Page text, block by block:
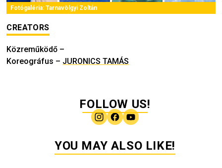
Fotógaléria: Tarnavölgyi Zoltán
CREATORS
Közreműködő –
Koreográfus – JURONICS TAMÁS
FOLLOW US!
YOU MAY ALSO LIKE!